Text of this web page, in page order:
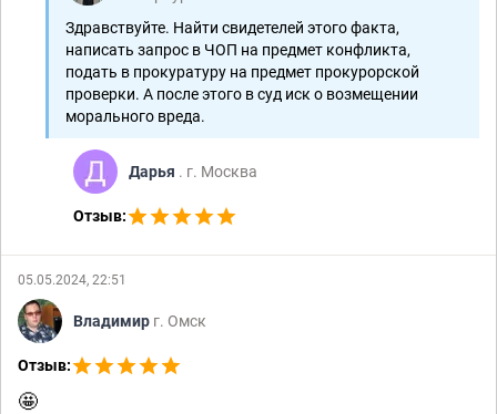
Здравствуйте. Найти свидетелей этого факта,
написать запрос в ЧОП на предмет конфликта,
подать в прокуратуру на предмет прокурорской
проверки. А после этого в суд иск о возмещении
морального вреда.
Дарья . г. Москва
Отзыв:
05.05.2024, 22:51
Владимир г. Омск
Отзыв:
🤩